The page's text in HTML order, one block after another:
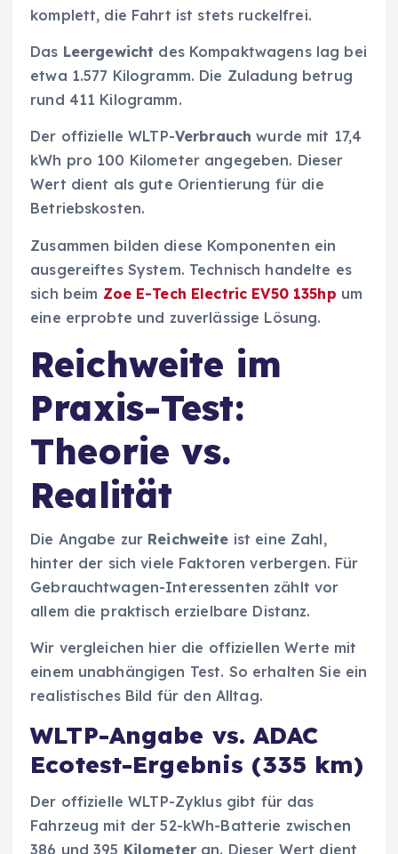
komplett, die Fahrt ist stets ruckelfrei.
Das Leergewicht des Kompaktwagens lag bei
etwa 1.577 Kilogramm. Die Zuladung betrug
rund 411 Kilogramm.
Der offizielle WLTP-Verbrauch wurde mit 17,4
kWh pro 100 Kilometer angegeben. Dieser
Wert dient als gute Orientierung für die
Betriebskosten.
Zusammen bilden diese Komponenten ein
ausgereiftes System. Technisch handelte es
sich beim Zoe E-Tech Electric EV50 135hp um
eine erprobte und zuverlässige Lösung.
Reichweite im
Praxis-Test:
Theorie vs.
Realität
Die Angabe zur Reichweite ist eine Zahl,
hinter der sich viele Faktoren verbergen. Für
Gebrauchtwagen-Interessenten zählt vor
allem die praktisch erzielbare Distanz.
Wir vergleichen hier die offiziellen Werte mit
einem unabhängigen Test. So erhalten Sie ein
realistisches Bild für den Alltag.
WLTP-Angabe vs. ADAC
Ecotest-Ergebnis (335 km)
Der offizielle WLTP-Zyklus gibt für das
Fahrzeug mit der 52-kWh-Batterie zwischen
386 und 395 Kilometer an. Dieser Wert dient